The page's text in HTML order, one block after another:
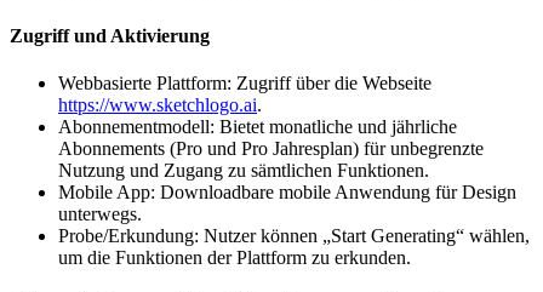
Zugriff und Aktivierung
Webbasierte Plattform: Zugriff über die Webseite
https://www.sketchlogo.ai.
Abonnementmodell: Bietet monatliche und jährliche
Abonnements (Pro und Pro Jahresplan) für unbegrenzte
Nutzung und Zugang zu sämtlichen Funktionen.
Mobile App: Downloadbare mobile Anwendung für Design
unterwegs.
Probe/Erkundung: Nutzer können „Start Generating“ wählen,
um die Funktionen der Plattform zu erkunden.